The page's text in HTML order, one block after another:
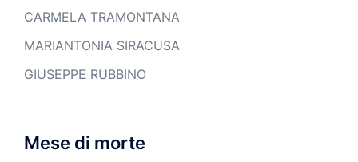
CARMELA TRAMONTANA
MARIANTONIA SIRACUSA
GIUSEPPE RUBBINO
Mese di morte